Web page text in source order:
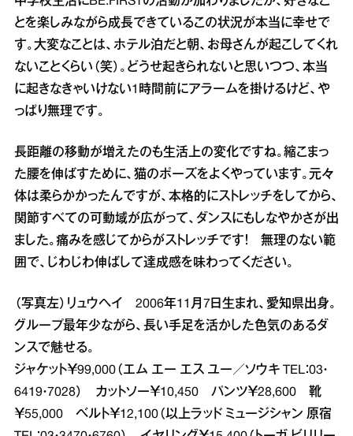
とを楽しみながら成長できているこの状況が本当に幸せで
す。大変なことは、ホテル泊だと朝、お母さんが起こしてくれ
ないことくらい（笑）。どうせ起きられないと思いつつ、本当
に起きなきゃいけない1時間前にアラームを掛けるけど、や
っぱり無理です。
長距離の移動が増えたのも生活上の変化ですね。縮こまっ
た腰を伸ばすために、猫のポーズをよくやっています。元々
体は柔らかかったんですが、本格的にストレッチをしてから、
関節すべての可動域が広がって、ダンスにもしなやかさが出
ました。痛みを感じてからがストレッチです！ 無理のない範
囲で、じわじわ伸ばして達成感を味わってください。
（写真左）リュウヘイ 2006年11月7日生まれ、愛知県出身。
グループ最年少ながら、長い手足を活かした色気のあるダ
ンスで魅せる。
ジャケット￥99,000（エム エー エス ユー／ソウキ TEL：03・
6419・7028） カットソー￥10,450 パンツ￥28,600 靴
￥55,000 ベルト￥12,100（以上ラッド ミュージシャン 原宿